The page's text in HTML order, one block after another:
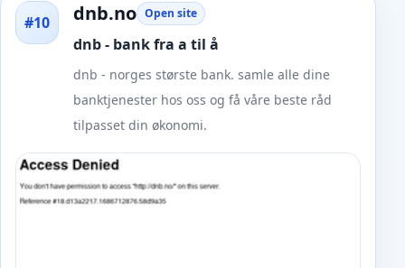
#10 dnb.no Open site
dnb - bank fra a til å
dnb - norges største bank. samle alle dine
banktjenester hos oss og få våre beste råd
tilpasset din økonomi.